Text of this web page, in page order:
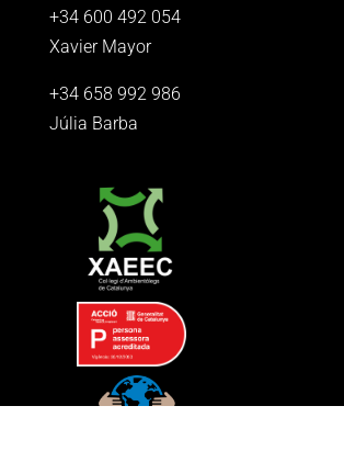
+34 600 492 054
Xavier Mayor
+34 658 992 986
Júlia Barba